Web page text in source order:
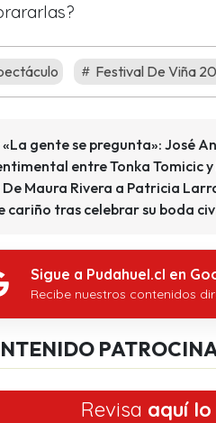
Festival De Viña
«La gente se pregunta»: José
entre Tonka Tomicic
De Maura Rivera a Patricia
cariño tras celebrar su boda
Sigue a Pudahuel.cl en
Recibe nuestros contenidos
Revisa aquí